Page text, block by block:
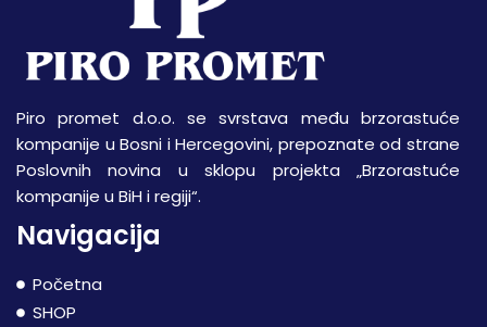
Piro promet d.o.o. se svrstava među brzorastuće
kompanije u Bosni i Hercegovini, prepoznate od strane
Poslovnih novina u sklopu projekta „Brzorastuće
kompanije u BiH i regiji“.
Navigacija
Početna
SHOP